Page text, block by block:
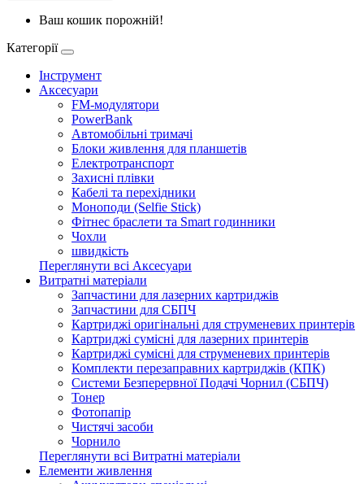
Ваш кошик порожній!
Категорії
Інструмент
Аксесуари
FM-модулятори
PowerBank
Автомобільні тримачі
Блоки живлення для планшетів
Електротранспорт
Захисні плівки
Кабелі та перехідники
Моноподи (Selfie Stick)
Фітнес браслети та Smart годинники
Чохли
швидкість
Переглянути всі Аксесуари
Витратні матеріали
Запчастини для лазерних картриджів
Запчастини для СБПЧ
Картриджі оригінальні для струменевих принтерів
Картриджі сумісні для лазерних принтерів
Картриджі сумісні для струменевих принтерів
Комплекти перезаправних картриджів (КПК)
Системи Безперервної Подачі Чорнил (СБПЧ)
Тонер
Фотопапір
Чистячі засоби
Чорнило
Переглянути всі Витратні матеріали
Елементи живлення